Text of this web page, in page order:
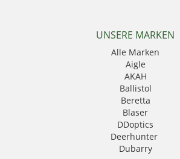
UNSERE MARKEN
Alle Marken
Aigle
AKAH
Ballistol
Beretta
Blaser
DDoptics
Deerhunter
Dubarry